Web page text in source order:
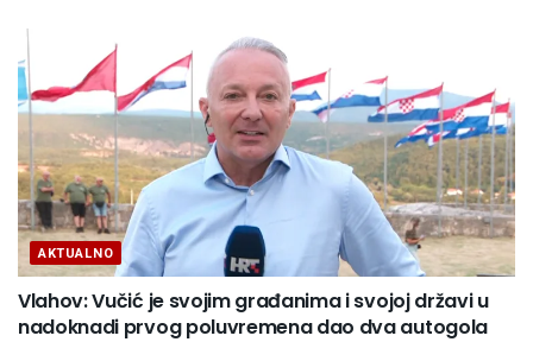
AKTUALNO
Vlahov: Vučić je svojim građanima i svojoj državi u
nadoknadi prvog poluvremena dao dva autogola